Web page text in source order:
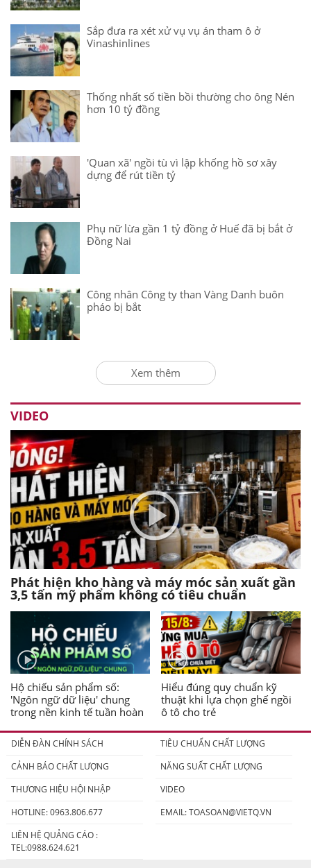
Sắp đưa ra xét xử vụ vụ án tham ô ở
Vinashinlines
Thống nhất số tiền bồi thường cho ông Nén
hơn 10 tỷ đồng
'Quan xã' ngồi tù vì lập khống hồ sơ xây
dựng để rút tiền tỷ
Phụ nữ lừa gần 1 tỷ đồng ở Huế đã bị bắt ở
Đồng Nai
Công nhân Công ty than Vàng Danh buôn
pháo bị bắt
Xem thêm
VIDEO
Phát hiện kho hàng và máy móc sản xuất gần
3,5 tấn mỹ phẩm không có tiêu chuẩn
Hộ chiếu sản phẩm số:
'Ngôn ngữ dữ liệu' chung
trong nền kinh tế tuần hoàn
Hiểu đúng quy chuẩn kỹ
thuật khi lựa chọn ghế ngồi
ô tô cho trẻ
DIỄN ĐÀN CHÍNH SÁCH
TIÊU CHUẨN CHẤT LƯỢNG
CẢNH BÁO CHẤT LƯỢNG
NĂNG SUẤT CHẤT LƯỢNG
THƯƠNG HIỆU HỘI NHẬP
VIDEO
HOTLINE: 0963.806.677
EMAIL:TOASOAN@VIETQ.VN
LIÊN HỆ QUẢNG CÁO :
TEL:0988.624.621